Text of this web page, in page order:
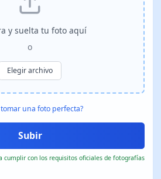
y suelta tu foto aquí
o
Elegir archivo
tomar una foto perfecta?
cumplir con los requisitos oficiales de fotografías